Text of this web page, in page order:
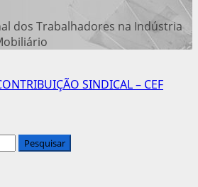
dos Trabalhadores na Indústria
SINDICAL – CEF